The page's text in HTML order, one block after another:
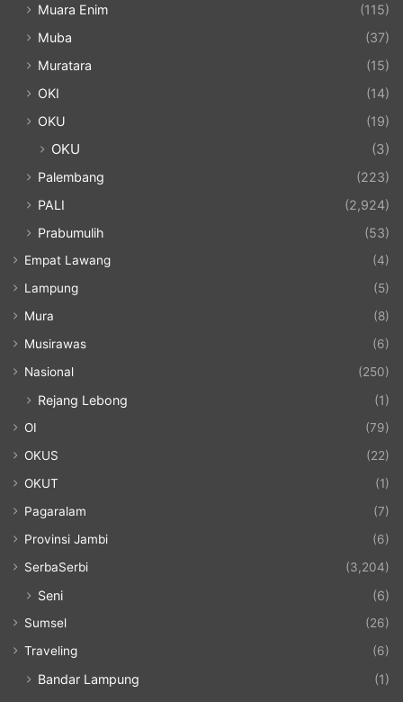
Muara Enim
(115)
Muba
(37)
Muratara
(15)
OKI
(14)
OKU
(19)
OKU (3)
Palembang
(223)
PALI
(2,924)
Prabumulih
(53)
Empat Lawang
(4)
Lampung
(5)
Mura
(8)
Musirawas
(6)
Nasional
(250)
Rejang Lebong (1)
OI
(79)
OKUS
(22)
OKUT
(1)
Pagaralam
(7)
Provinsi Jambi
(6)
SerbaSerbi
(3,204)
Seni (6)
Sumsel
(26)
Traveling
(6)
Bandar Lampung (1)